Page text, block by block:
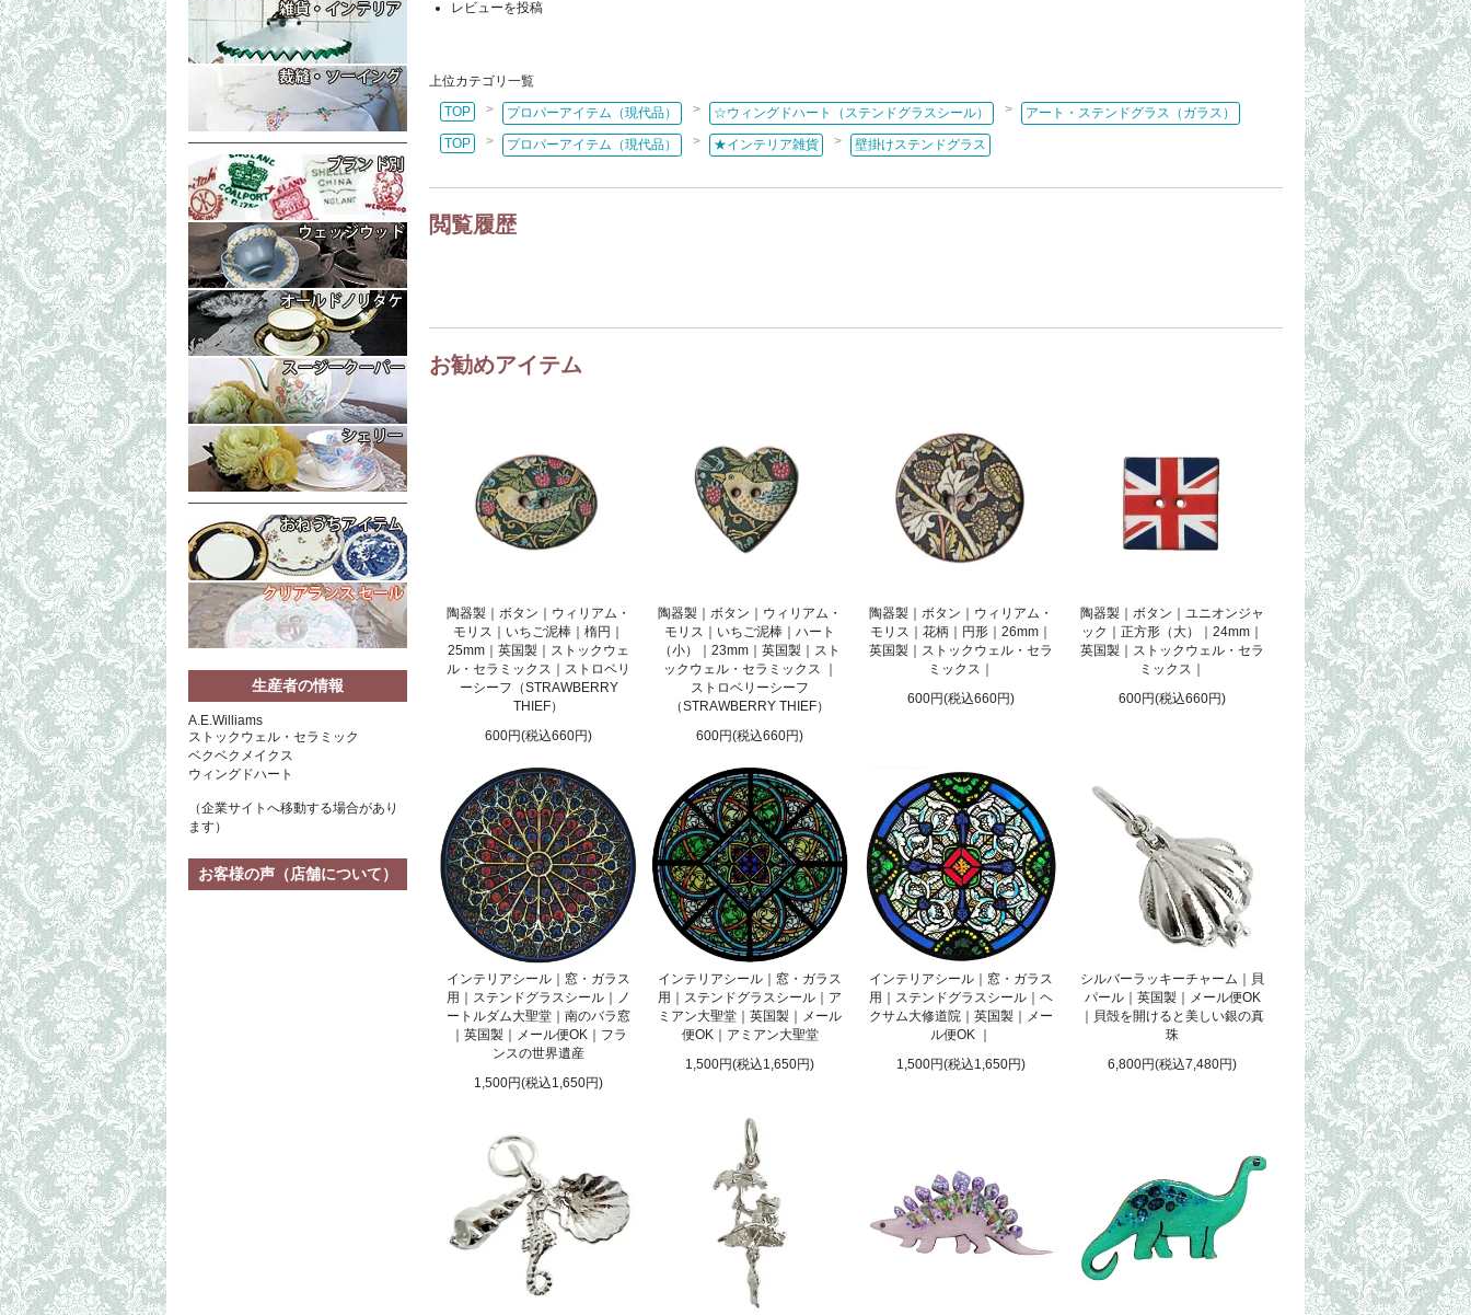
レビューを投稿
上位カテゴリ一覧
TOP
> プロパーアイテム（現代品） > ☆ウィングドハート（ステンドグラスシール） >
アート・ステンドグラス（ガラス）
TOP
> プロパーアイテム（現代品） > ★インテリア雑貨 > 壁掛けステンドグラス
閲覧履歴
お勧めアイテム
陶器製｜ボタン｜ウィリアム・
モリス｜いちご泥棒｜楕円｜
25mm｜英国製｜ストックウェ
ル・セラミックス｜ストロベリ
ーシーフ（STRAWBERRY
THIEF）
600円(税込660円)
陶器製｜ボタン｜ウィリアム・
モリス｜いちご泥棒｜ハート
（小）｜23mm｜英国製｜スト
ックウェル・セラミックス ｜
ストロベリーシーフ
（STRAWBERRY THIEF）
600円(税込660円)
陶器製｜ボタン｜ウィリアム・
モリス｜花柄｜円形｜26mm｜
英国製｜ストックウェル・セラ
ミックス｜
600円(税込660円)
陶器製｜ボタン｜ユニオンジャ
ック｜正方形（大）｜24mm｜
英国製｜ストックウェル・セラ
ミックス｜
600円(税込660円)
インテリアシール｜窓・ガラス
用｜ステンドグラスシール｜ノ
ートルダム大聖堂｜南のバラ窓
｜英国製｜メール便OK｜フラ
ンスの世界遺産
1,500円(税込1,650円)
インテリアシール｜窓・ガラス
用｜ステンドグラスシール｜ア
ミアン大聖堂｜英国製｜メール
便OK｜アミアン大聖堂
1,500円(税込1,650円)
インテリアシール｜窓・ガラス
用｜ステンドグラスシール｜ヘ
クサム大修道院｜英国製｜メー
ル便OK ｜
1,500円(税込1,650円)
シルバーラッキーチャーム｜貝
パール｜英国製｜メール便OK
｜貝殻を開けると美しい銀の真
珠
6,800円(税込7,480円)
フォトフレーム ぬいぐるみ
生地（レース・クロスなど）
生産者の情報
A.E.Williams
ストックウェル・セラミック
ベクベクメイクス
ウィングドハート
（企業サイトへ移動する場合があり
ます）
お客様の声（店舗について）